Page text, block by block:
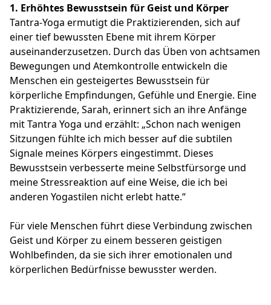
1. Erhöhtes Bewusstsein für Geist und Körper
Tantra-Yoga ermutigt die Praktizierenden, sich auf
einer tief bewussten Ebene mit ihrem Körper
auseinanderzusetzen. Durch das Üben von achtsamen
Bewegungen und Atemkontrolle entwickeln die
Menschen ein gesteigertes Bewusstsein für
körperliche Empfindungen, Gefühle und Energie. Eine
Praktizierende, Sarah, erinnert sich an ihre Anfänge
mit Tantra Yoga und erzählt: „Schon nach wenigen
Sitzungen fühlte ich mich besser auf die subtilen
Signale meines Körpers eingestimmt. Dieses
Bewusstsein verbesserte meine Selbstfürsorge und
meine Stressreaktion auf eine Weise, die ich bei
anderen Yogastilen nicht erlebt hatte.“
Für viele Menschen führt diese Verbindung zwischen
Geist und Körper zu einem besseren geistigen
Wohlbefinden, da sie sich ihrer emotionalen und
körperlichen Bedürfnisse bewusster werden.